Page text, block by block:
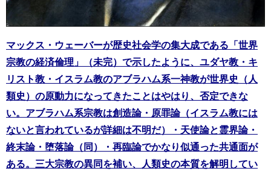
マックス・ウェーバーが歴史社会学の集大成である「世界
宗教の経済倫理」（未完）で示したように、ユダヤ教・キ
リスト教・イスラム教のアブラハム系一神教が世界史（人
類史）の原動力になってきたことはやはり、否定できな
い。アブラハム系宗教は創造論・原罪論（イスラム教には
ないと言われているが詳細は不明だ）・天使論と霊界論・
終末論・堕落論（同）・再臨論でかなり似通った共通面が
ある。三大宗教の異同を補い、人類史の本質を解明してい